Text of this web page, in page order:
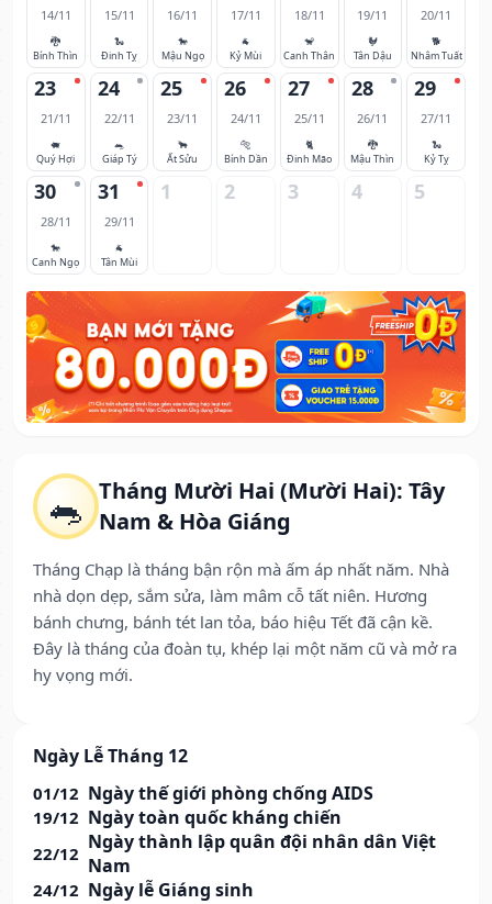
🐀 Tháng Mười Hai (Mười Hai): Tây
Nam & Hòa Giáng
Tháng Chạp là tháng bận rộn mà ấm áp nhất năm. Nhà
nhà dọn dẹp, sắm sửa, làm mâm cỗ tất niên. Hương
bánh chưng, bánh tét lan tỏa, báo hiệu Tết đã cận kề.
Đây là tháng của đoàn tụ, khép lại một năm cũ và mở ra
hy vọng mới.
Ngày Lễ Tháng 12
01/12 Ngày thế giới phòng chống AIDS
19/12 Ngày toàn quốc kháng chiến
22/12 Ngày thành lập quân đội nhân dân Việt
Nam
24/12 Ngày lễ Giáng sinh
14/11
🐉
Bính Thìn
15/11
🐍
Đinh Tỵ
16/11
🐎
Mậu Ngọ
17/11
🐐
Kỷ Mùi
18/11
🐒
Canh Thân
19/11
🐓
Tân Dậu
20/11
🐕
Nhâm Tuất
23
21/11
🐖
Quý Hợi
24
22/11
🐀
Giáp Tý
25
23/11
🐂
Ất Sửu
26
24/11
🐅
Bính Dần
27
25/11
🐈
Đinh Mão
28
26/11
🐉
Mậu Thìn
29
27/11
🐍
Kỷ Tỵ
30
28/11
🐎
Canh Ngọ
31
29/11
🐐
Tân Mùi
1 2 3 4 5